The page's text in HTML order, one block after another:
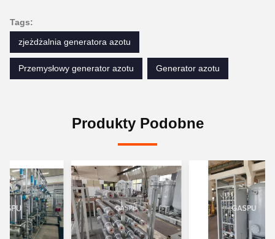
Tags:
zjeżdżalnia generatora azotu
Przemysłowy generator azotu Generator azotu
Produkty Podobne